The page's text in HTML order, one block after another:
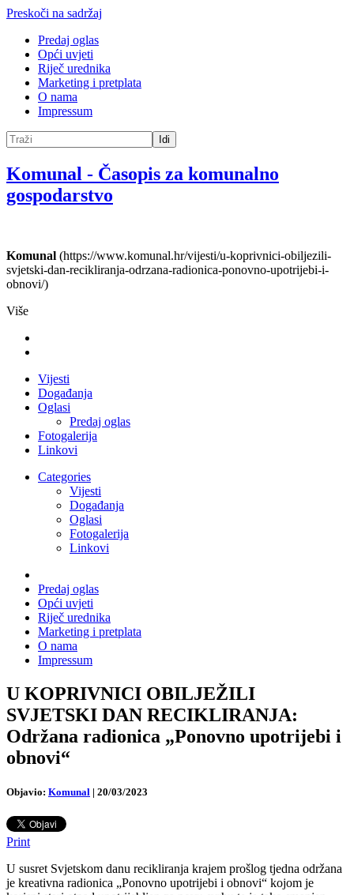
Preskoči na sadržaj
Predaj oglas
Opći uvjeti
Riječ urednika
Marketing i pretplata
O nama
Impressum
Idi
Komunal - Časopis za komunalno
gospodarstvo
Komunal (https://www.komunal.hr/vijesti/u-koprivnici-obiljezili-
svjetski-dan-recikliranja-odrzana-radionica-ponovno-upotrijebi-i-
obnovi/)
Više
Vijesti
Događanja
Oglasi
Predaj oglas
Fotogalerija
Linkovi
Categories
Vijesti
Događanja
Oglasi
Fotogalerija
Linkovi
Predaj oglas
Opći uvjeti
Riječ urednika
Marketing i pretplata
O nama
Impressum
U KOPRIVNICI OBILJEŽILI
SVJETSKI DAN RECIKLIRANJA:
Održana radionica „Ponovno upotrijebi i
obnovi“
Objavio: Komunal | 20/03/2023
Print
U susret Svjetskom danu recikliranja krajem prošlog tjedna održana
je kreativna radionica „Ponovno upotrijebi i obnovi“ kojom je